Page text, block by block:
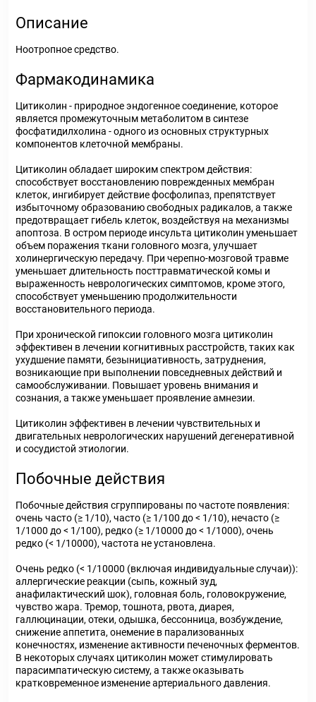
Описание
Ноотропное средство.
Фармакодинамика
Цитиколин - природное эндогенное соединение, которое
является промежуточным метаболитом в синтезе
фосфатидилхолина - одного из основных структурных
компонентов клеточной мембраны.
Цитиколин обладает широким спектром действия:
способствует восстановлению поврежденных мембран
клеток, ингибирует действие фосфолипаз, препятствует
избыточному образованию свободных радикалов, а также
предотвращает гибель клеток, воздействуя на механизмы
апоптоза. В остром периоде инсульта цитиколин уменьшает
объем поражения ткани головного мозга, улучшает
холинергическую передачу. При черепно-мозговой травме
уменьшает длительность посттравматической комы и
выраженность неврологических симптомов, кроме этого,
способствует уменьшению продолжительности
восстановительного периода.
При хронической гипоксии головного мозга цитиколин
эффективен в лечении когнитивных расстройств, таких как
ухудшение памяти, безынициативность, затруднения,
возникающие при выполнении повседневных действий и
самообслуживании. Повышает уровень внимания и
сознания, а также уменьшает проявление амнезии.
Цитиколин эффективен в лечении чувствительных и
двигательных неврологических нарушений дегенеративной
и сосудистой этиологии.
Побочные действия
Побочные действия сгруппированы по частоте появления:
очень часто (≥ 1/10), часто (≥ 1/100 до < 1/10), нечасто (≥
1/1000 до < 1/100), редко (≥ 1/10000 до < 1/1000), очень
редко (< 1/10000), частота не установлена.
Очень редко (< 1/10000 (включая индивидуальные случаи)):
аллергические реакции (сыпь, кожный зуд,
анафилактический шок), головная боль, головокружение,
чувство жара. Тремор, тошнота, рвота, диарея,
галлюцинации, отеки, одышка, бессонница, возбуждение,
снижение аппетита, онемение в парализованных
конечностях, изменение активности печеночных ферментов.
В некоторых случаях цитиколин может стимулировать
парасимпатическую систему, а также оказывать
кратковременное изменение артериального давления.